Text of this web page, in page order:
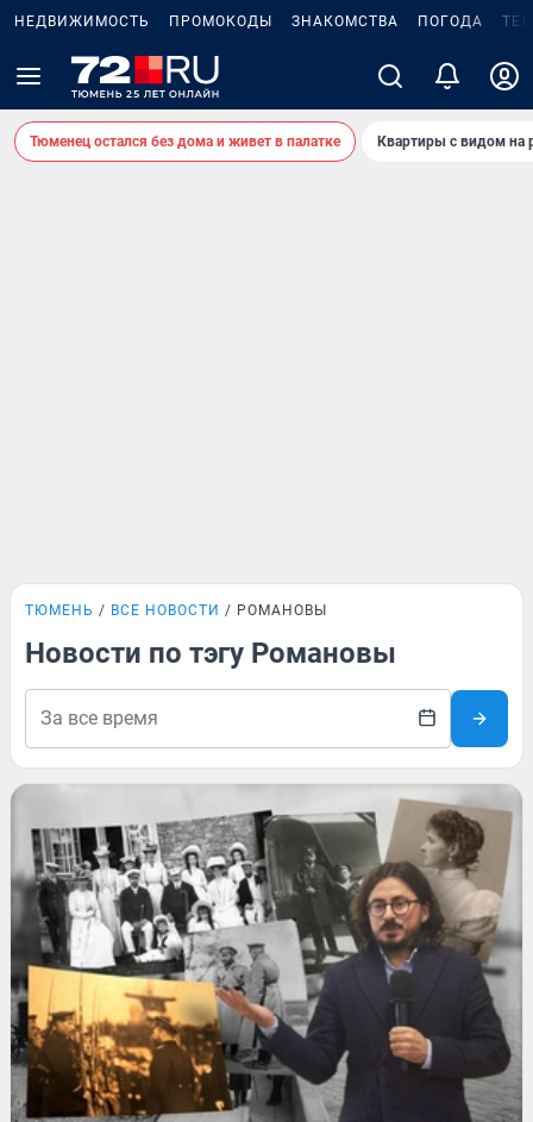
НЕДВИЖИМОСТЬ ПРОМОКОДЫ ЗНАКОМСТВА ПОГОДА
Тюменец остался без дома и живет в палатке Квартиры с видом на
ТЮМЕНЬ ВСЕ НОВОСТИ РОМАНОВЫ
Новости по тэгу Романовы